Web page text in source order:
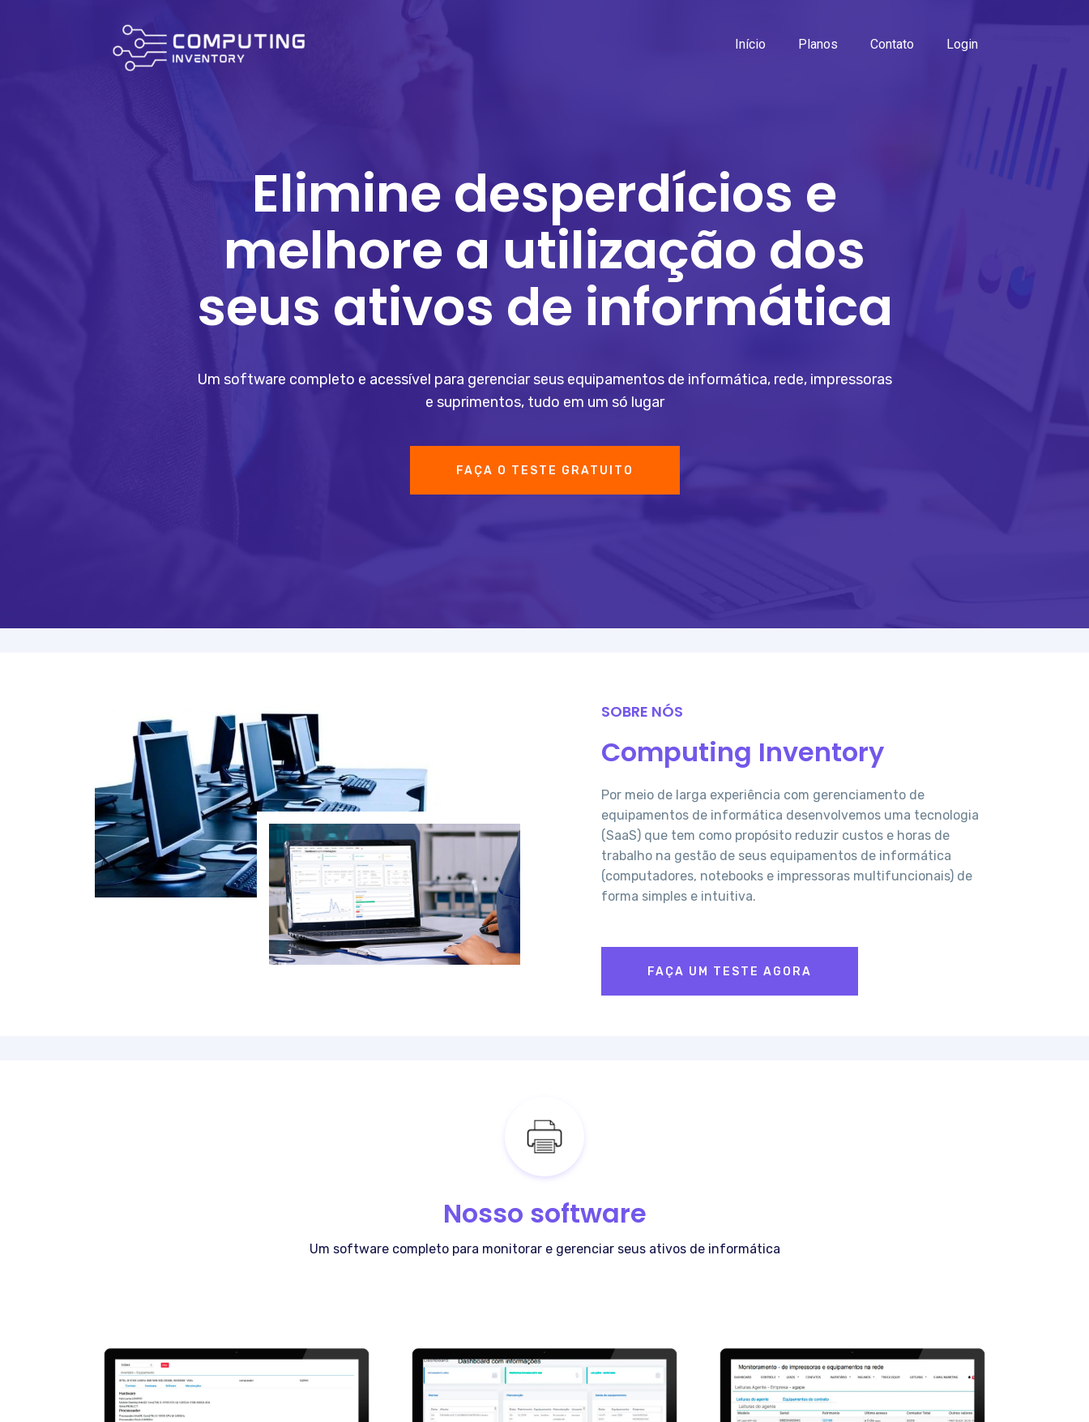
Início Planos Contato Login
Elimine desperdícios e
melhore a utilização dos
seus ativos de informática
Um software completo e acessível para gerenciar seus equipamentos de informática, rede, impressoras
e suprimentos, tudo em um só lugar
FAÇA O TESTE GRATUITO
SOBRE NÓS
Computing Inventory
Por meio de larga experiência com gerenciamento de
equipamentos de informática desenvolvemos uma tecnologia
(SaaS) que tem como propósito reduzir custos e horas de
trabalho na gestão de seus equipamentos de informática
(computadores, notebooks e impressoras multifuncionais) de
forma simples e intuitiva.
FAÇA UM TESTE AGORA
Nosso software
Um software completo para monitorar e gerenciar seus ativos de informática